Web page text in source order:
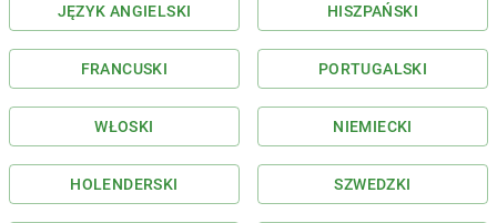
JĘZYK ANGIELSKI HISZPAŃSKI
FRANCUSKI PORTUGALSKI
WŁOSKI NIEMIECKI
HOLENDERSKI SZWEDZKI